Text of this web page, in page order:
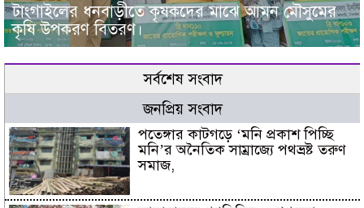
টাংগাইলের ধনবাড়ীতে কৃষকদের মাঝে আমন মৌসুমের
কৃষি উপকরণ বিতরণ।
সর্বশেষ সংবাদ
জনপ্রিয় সংবাদ
পতেঙ্গার কাটগড়ে ‘মনি প্রকাশ পিচ্ছি
মনি’র অনৈতিক সাম্রাজ্যে পথভ্রষ্ট তরুণ
সমাজ,